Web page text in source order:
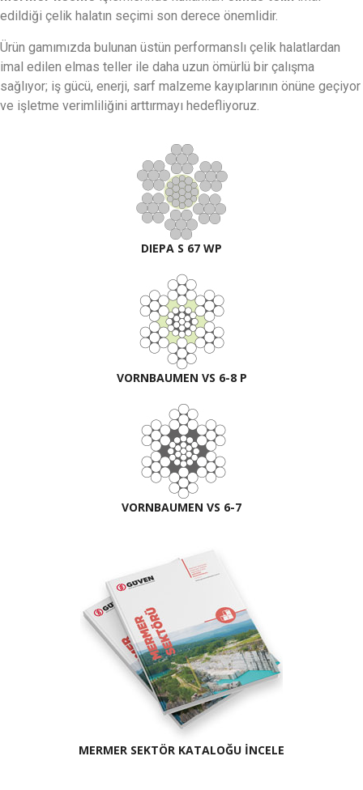
edildiği çelik halatın seçimi son derece önemlidir.
Ürün gamımızda bulunan üstün performanslı çelik halatlardan
imal edilen elmas teller ile daha uzun ömürlü bir çalışma
sağlıyor; iş gücü, enerji, sarf malzeme kayıplarının önüne geçiyor
ve işletme verimliliğini arttırmayı hedefliyoruz.
DIEPA S 67 WP
VORNBAUMEN VS 6-8 P
VORNBAUMEN VS 6-7
MERMER SEKTÖR KATALOĞU İNCELE